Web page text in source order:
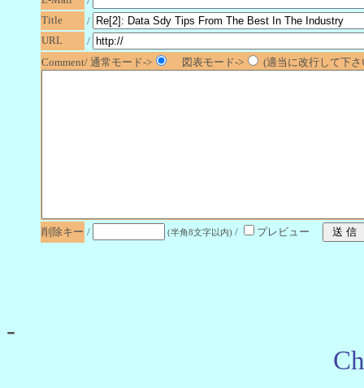
Title
/
URL
/
Comment/ 通常モード->
図表モード-> (適当に改行して下
削除キー / (半角8文字以内) / プレビュー
-